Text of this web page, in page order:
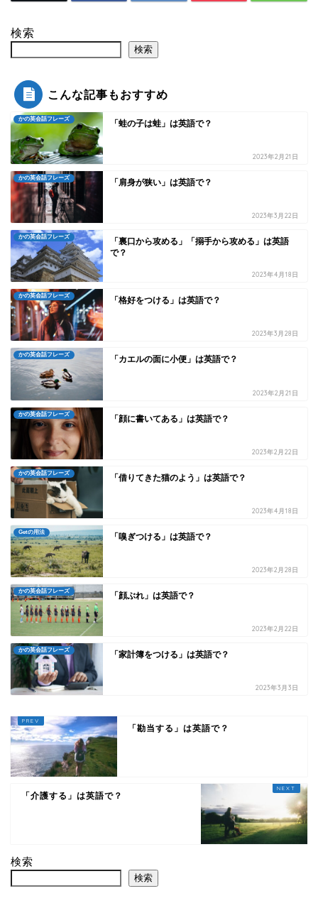
検索
検索
こんな記事もおすすめ
かの英会話フレーズ 「蛙の子は蛙」は英語で？
2023年2月21日
かの英会話フレーズ 「肩身が狭い」は英語で？
2023年3月22日
かの英会話フレーズ
「裏口から攻める」「搦手から攻める」は英語
で？
2023年4月18日
かの英会話フレーズ 「格好をつける」は英語で？
2023年3月28日
かの英会話フレーズ 「カエルの面に小便」は英語で？
2023年2月21日
かの英会話フレーズ 「顔に書いてある」は英語で？
2023年2月22日
かの英会話フレーズ 「借りてきた猫のよう」は英語で？
2023年4月18日
Getの用法 「嗅ぎつける」は英語で？
2023年2月28日
かの英会話フレーズ 「顔ぶれ」は英語で？
2023年2月22日
かの英会話フレーズ 「家計簿をつける」は英語で？
2023年3月3日
「勘当する」は英語で？
「介護する」は英語で？
検索
検索